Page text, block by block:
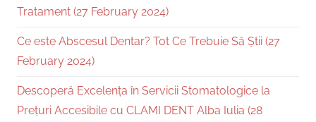
Tratament (27 February 2024)
Ce este Abscesul Dentar? Tot Ce Trebuie Să Știi (27
February 2024)
Descoperă Excelența în Servicii Stomatologice la
Prețuri Accesibile cu CLAMI DENT Alba Iulia (28